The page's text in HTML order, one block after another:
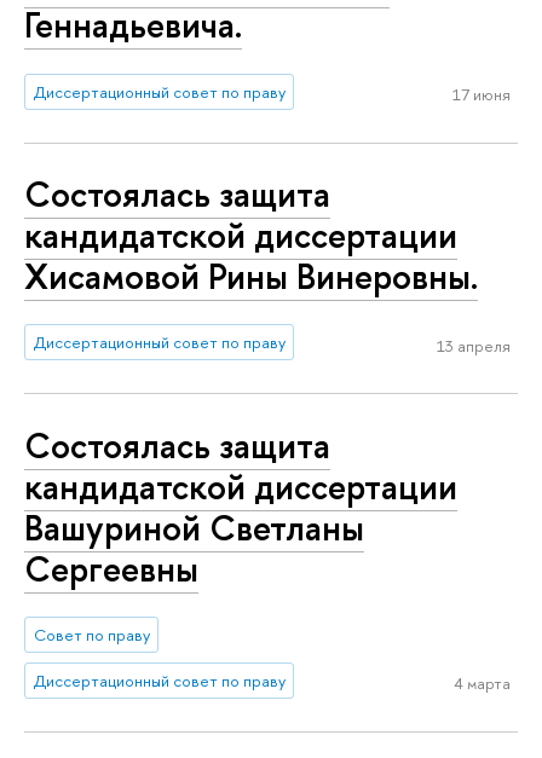
Геннадьевича.
Диссертационный совет по праву 17 июня
Состоялась защита
кандидатской диссертации
Хисамовой Рины Винеровны.
Диссертационный совет по праву 13 апреля
Состоялась защита
кандидатской диссертации
Вашуриной Светланы
Сергеевны
Совет по праву
Диссертационный совет по праву 4 марта